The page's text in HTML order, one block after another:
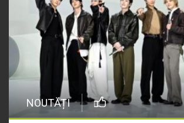
NOUTĂȚI